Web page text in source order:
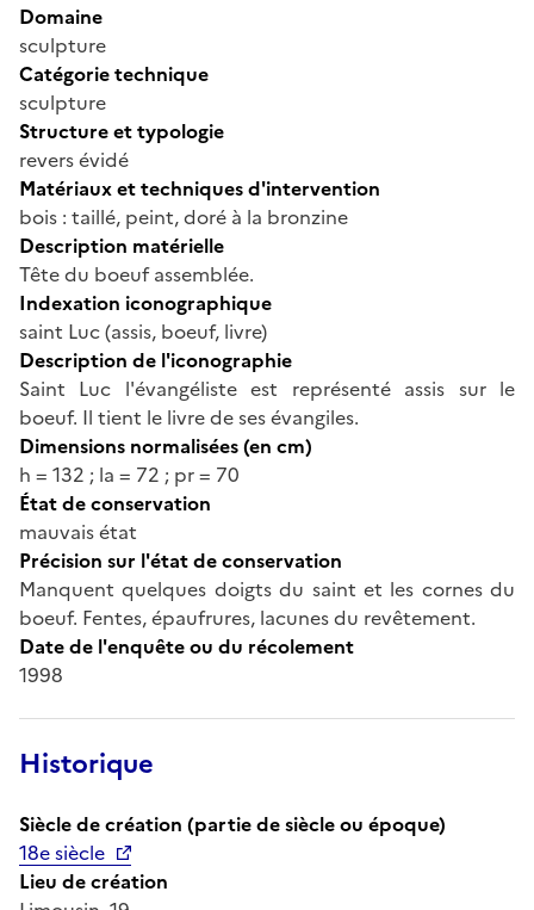
Domaine
sculpture
Catégorie technique
sculpture
Structure et typologie
revers évidé
Matériaux et techniques d'intervention
bois : taillé, peint, doré à la bronzine
Description matérielle
Tête du boeuf assemblée.
Indexation iconographique
saint Luc (assis, boeuf, livre)
Description de l'iconographie
Saint Luc l'évangéliste est représenté assis sur le
boeuf. Il tient le livre de ses évangiles.
Dimensions normalisées (en cm)
h = 132 ; la = 72 ; pr = 70
État de conservation
mauvais état
Précision sur l'état de conservation
Manquent quelques doigts du saint et les cornes du
boeuf. Fentes, épaufrures, lacunes du revêtement.
Date de l'enquête ou du récolement
1998
Historique
Siècle de création (partie de siècle ou époque)
18e siècle
Lieu de création